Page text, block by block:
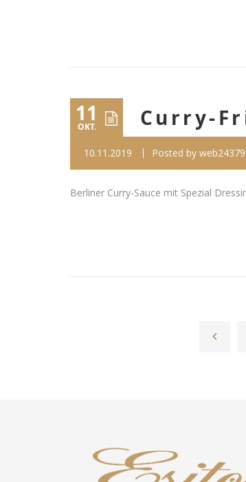
11
OKT. Curry-
10.11.2019 Posted by
Berliner Curry-Sauce mit Spezial